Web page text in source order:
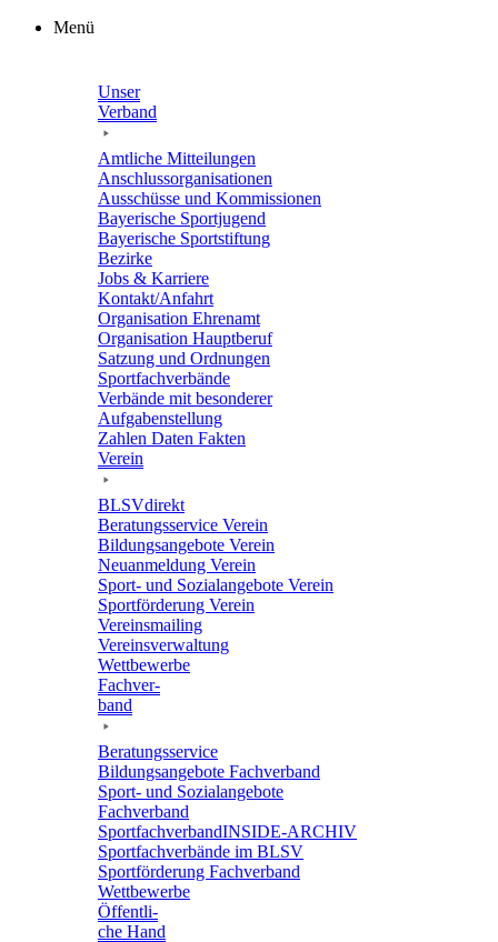
Zum
Menü
Unser
Verband
Amtli­che Mitteilungen
Anschluss­or­ga­ni­sa­tio­nen
Ausschüsse und Kommissionen
Baye­ri­sche Sportjugend
Baye­ri­sche Sportstiftung
Bezirke
Jobs & Karriere
Kontakt/​​Anfahrt
Orga­ni­sa­tion Ehrenamt
Orga­ni­sa­tion Hauptberuf
Satzung und Ordnungen
Sport­fach­ver­bände
Verbände mit beson­de­rer
Aufgabenstellung
Zahlen Daten Fakten
Verein
BLSVdi­rekt
Bera­tungs­ser­vice Verein
Bildungs­an­ge­bote Verein
Neuan­mel­dung Verein
Sport- und Sozi­al­an­ge­bote Verein
Sport­för­de­rung Verein
Vereins­mai­ling
Vereins­ver­wal­tung
Wett­be­werbe
Fach­ver­
band
Bera­tungs­ser­vice
Bildungs­an­ge­bote Fachverband
Sport- und Sozi­al­an­ge­bote
Fachverband
Sport­fach­ver­ban­d­IN­SIDE-ARCHIV
Sport­fach­ver­bände im BLSV
Sport­för­de­rung Fachverband
Wett­be­werbe
Öffent­li­
che Hand